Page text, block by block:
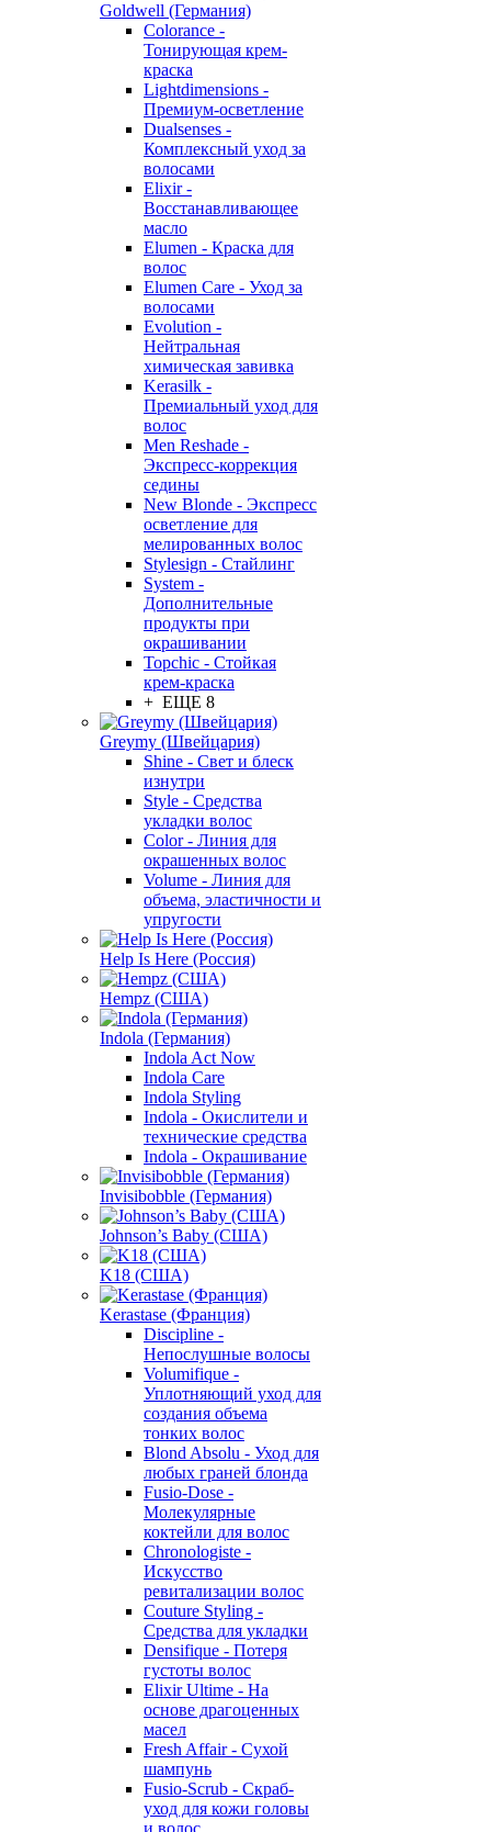
Goldwell (Германия)
Colorance -
Тонирующая крем-
краска
Lightdimensions -
Премиум-осветление
Dualsenses -
Комплексный уход за
волосами
Elixir -
Восстанавливающее
масло
Elumen - Краска для
волос
Elumen Care - Уход за
волосами
Evolution -
Нейтральная
химическая завивка
Kerasilk -
Премиальный уход для
волос
Men Reshade -
Экспресс-коррекция
седины
New Blonde - Экспресс
осветление для
мелированных волос
Stylesign - Стайлинг
System -
Дополнительные
продукты при
окрашивании
Topchic - Стойкая
крем-краска
+ ЕЩЕ 8
Greymy (Швейцария)
Shine - Свет и блеск
изнутри
Style - Средства
укладки волос
Color - Линия для
окрашенных волос
Volume - Линия для
объема, эластичности и
упругости
Help Is Here (Россия)
Hempz (США)
Indola (Германия)
Indola Act Now
Indola Care
Indola Styling
Indola - Окислители и
технические средства
Indola - Окрашивание
Invisibobble (Германия)
Johnson’s Baby (США)
K18 (США)
Kerastase (Франция)
Discipline -
Непослушные волосы
Volumifique -
Уплотняющий уход для
создания объема
тонких волос
Blond Absolu - Уход для
любых граней блонда
Fusio-Dose -
Молекулярные
коктейли для волос
Chronologiste -
Искусство
ревитализации волос
Couture Styling -
Средства для укладки
Densifique - Потеря
густоты волос
Elixir Ultime - На
основе драгоценных
масел
Fresh Affair - Сухой
шампунь
Fusio-Scrub - Скраб-
уход для кожи головы
и волос